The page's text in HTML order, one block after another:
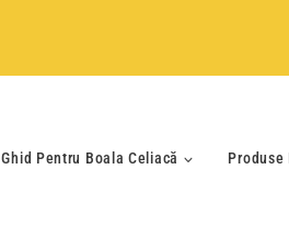
Ghid Pentru Boala Celiacă Produse